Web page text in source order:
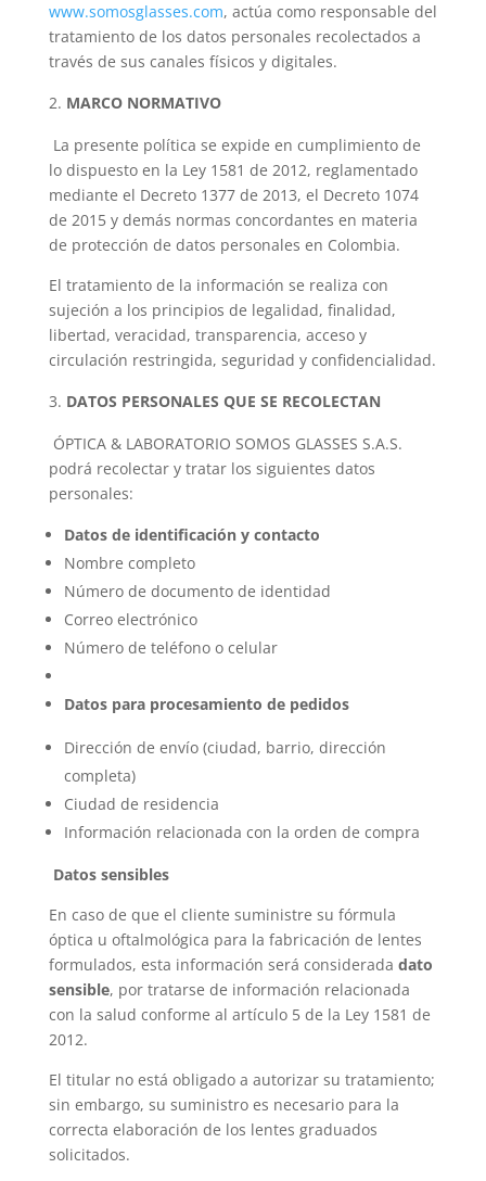
www.somosglasses.com, actúa como responsable del
tratamiento de los datos personales recolectados a
través de sus canales físicos y digitales.
MARCO NORMATIVO
La presente política se expide en cumplimiento de
lo dispuesto en la Ley 1581 de 2012, reglamentado
mediante el Decreto 1377 de 2013, el Decreto 1074
de 2015 y demás normas concordantes en materia
de protección de datos personales en Colombia.
El tratamiento de la información se realiza con
sujeción a los principios de legalidad, finalidad,
libertad, veracidad, transparencia, acceso y
circulación restringida, seguridad y confidencialidad.
DATOS PERSONALES QUE SE RECOLECTAN
ÓPTICA & LABORATORIO SOMOS GLASSES S.A.S.
podrá recolectar y tratar los siguientes datos
personales:
Datos de identificación y contacto
Nombre completo
Número de documento de identidad
Correo electrónico
Número de teléfono o celular
Datos para procesamiento de pedidos
Dirección de envío (ciudad, barrio, dirección
completa)
Ciudad de residencia
Información relacionada con la orden de compra
Datos sensibles
En caso de que el cliente suministre su fórmula
óptica u oftalmológica para la fabricación de lentes
formulados, esta información será considerada dato
sensible, por tratarse de información relacionada
con la salud conforme al artículo 5 de la Ley 1581 de
2012.
El titular no está obligado a autorizar su tratamiento;
sin embargo, su suministro es necesario para la
correcta elaboración de los lentes graduados
solicitados.